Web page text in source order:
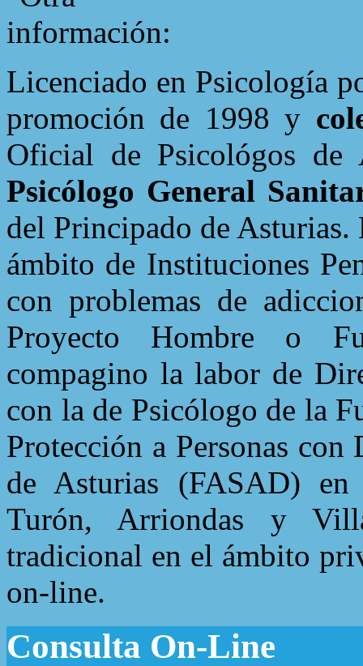
Licenciado en Psicología
promoción de 1998 y
Oficial de Psicológos de
Psicólogo General
del Principado de
ámbito de Instituciones
con problemas de
Proyecto Hombre o
compagino la labor de
con la de Psicólogo de la
Protección a Personas con
de Asturias (FASAD)
Turón, Arriondas y
tradicional en el ámbito
on-line.
Consulta On-Line